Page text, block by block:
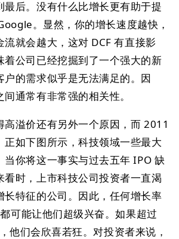
最后。没有什么比增长更有助于提
。显然，你的增长速度越快，
流就会越大，这对 DCF 有直接影
着公司已经挖掘到了一个强大的新
户的需求似乎是无法满足的。因
通常有非常强的相关性。
高溢价还有另外一个原因，而 2011
正如下图所示，科技领域一些最大
当你将这一事实与过去五年 IPO 缺
看时，上市科技公司投资者一直渴
长特征的公司。因此，任何增长率
可能让他们超级兴奋。如果超过
他们会欣喜若狂。对投资者来说，